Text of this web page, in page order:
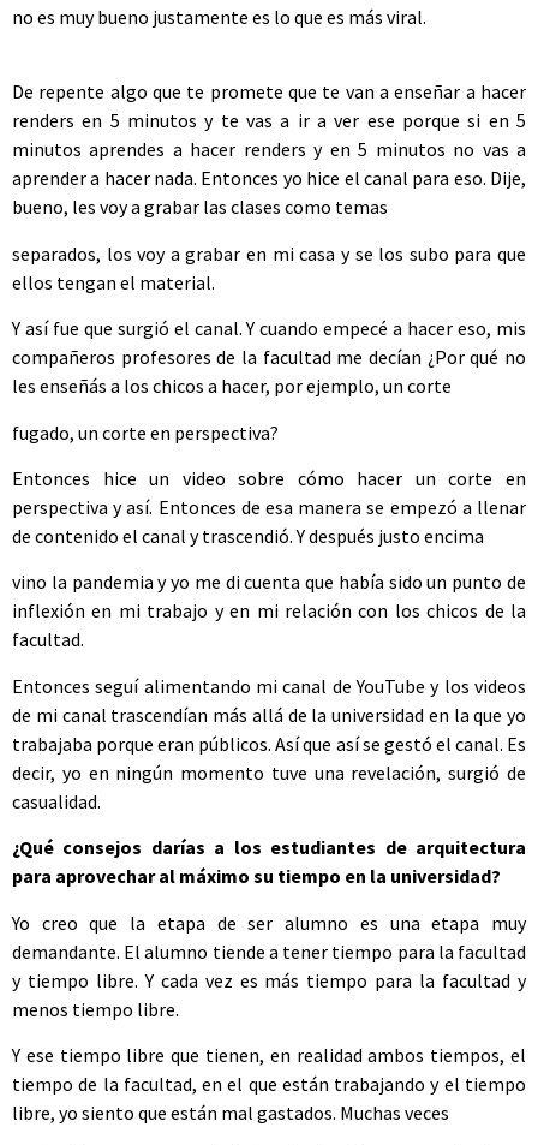
no es muy bueno justamente es lo que es más viral.
De repente algo que te promete que te van a enseñar a hacer
renders en 5 minutos y te vas a ir a ver ese porque si en 5
minutos aprendes a hacer renders y en 5 minutos no vas a
aprender a hacer nada. Entonces yo hice el canal para eso. Dije,
bueno, les voy a grabar las clases como temas
separados, los voy a grabar en mi casa y se los subo para que
ellos tengan el material.
Y así fue que surgió el canal. Y cuando empecé a hacer eso, mis
compañeros profesores de la facultad me decían ¿Por qué no
les enseñás a los chicos a hacer, por ejemplo, un corte
fugado, un corte en perspectiva?
Entonces hice un video sobre cómo hacer un corte en
perspectiva y así. Entonces de esa manera se empezó a llenar
de contenido el canal y trascendió. Y después justo encima
vino la pandemia y yo me di cuenta que había sido un punto de
inflexión en mi trabajo y en mi relación con los chicos de la
facultad.
Entonces seguí alimentando mi canal de YouTube y los videos
de mi canal trascendían más allá de la universidad en la que yo
trabajaba porque eran públicos. Así que así se gestó el canal. Es
decir, yo en ningún momento tuve una revelación, surgió de
casualidad.
¿Qué consejos darías a los estudiantes de arquitectura
para aprovechar al máximo su tiempo en la universidad?
Yo creo que la etapa de ser alumno es una etapa muy
demandante. El alumno tiende a tener tiempo para la facultad
y tiempo libre. Y cada vez es más tiempo para la facultad y
menos tiempo libre.
Y ese tiempo libre que tienen, en realidad ambos tiempos, el
tiempo de la facultad, en el que están trabajando y el tiempo
libre, yo siento que están mal gastados. Muchas veces